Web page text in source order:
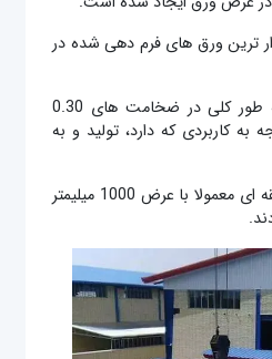
ترین ورق های فرم دهی شده در
ورق گالوانیزه ذوزنقه ای به طور کلی در ضخامت های 0.30
و با توجه به کاربردی که دارد، تولید و به
همچنین ورق گالوانیزه ذوزنقه ای معمولا با عرض 1000 میلیمتر